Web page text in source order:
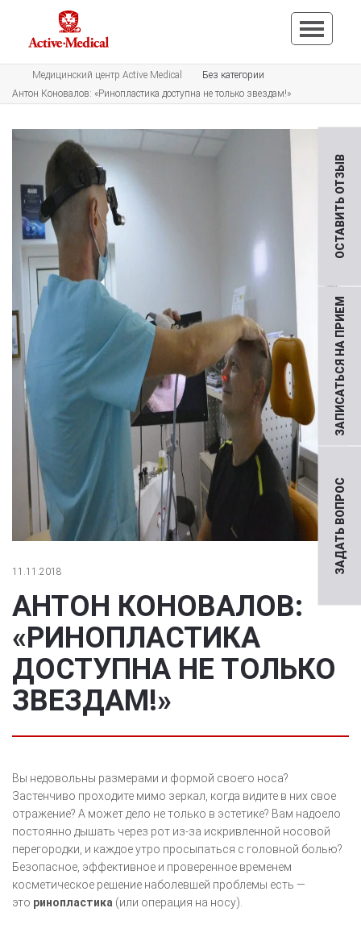
ЗАДАТЬ ВОПРОС
ЗАПИСАТЬСЯ НА ПРИЕМ
ОСТАВИТЬ ОТЗЫВ
Медицинский центр Active Medical
Без категории
Антон Коновалов: «Ринопластика доступна не только звездам!»
11.11.2018
АНТОН КОНОВАЛОВ:
«РИНОПЛАСТИКА
ДОСТУПНА НЕ ТОЛЬКО
ЗВЕЗДАМ!»
Вы недовольны размерами и формой своего носа?
Застенчиво проходите мимо зеркал, когда видите в них свое
отражение? А может дело не только в эстетике? Вам надоело
постоянно дышать через рот из-за искривленной носовой
перегородки, и каждое утро просыпаться с головной болью?
Безопасное, эффективное и проверенное временем
косметическое решение наболевшей проблемы есть —
это ринопластика (или операция на носу).